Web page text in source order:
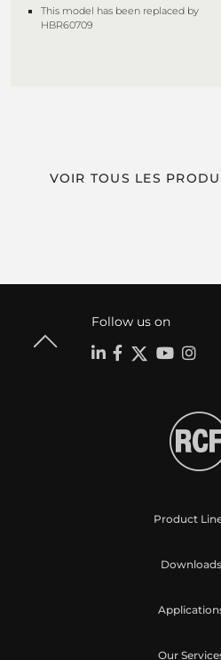
This model has been replaced by
HBR60709
VOIR TOUS LES
Follow us on
Product
Downloads
Our